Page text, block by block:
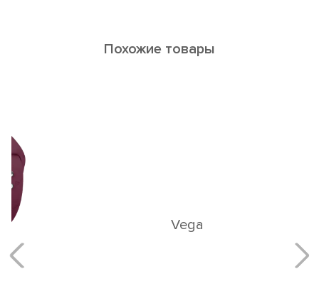
Похожие товары
Vega